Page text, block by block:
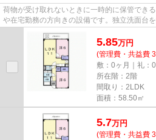
荷物が受け取れないときに一時的に保管でき
や在宅勤務の方向きの設備です。独立洗面台
5.85万円
(管理費・共益費
敷：0ヶ月｜礼：
所在階：2階
間取り：2LDK
面積：58.50㎡
5.7万円
(管理費・共益費